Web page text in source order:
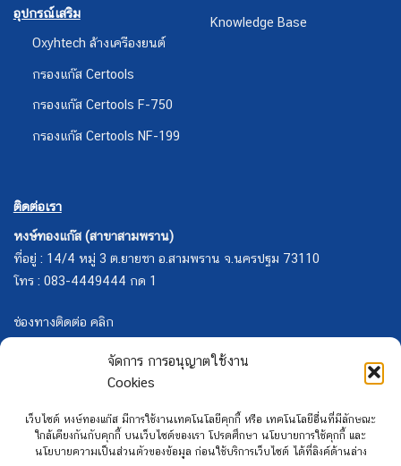
จัดการ การอนุญาตใช้งาน
Cookies
เว็บไซต์ หงษ์ทองแก๊ส มีการใช้งานเทคโนโลยีคุกกี้ หรือ เทคโนโลยีอื่นที่มีลักษณะ
ใกล้เคียงกันกับคุกกี้ บนเว็บไซต์ของเรา โปรดศึกษา นโยบายการใช้คุกกี้ และ
นโยบายความเป็นส่วนตัวของข้อมูล ก่อนใช้บริการเว็บไซต์ ได้ที่ลิงค์ด้านล่าง
อุปกรณ์เสริม
Oxyhtech ล้างเครืองยนต์
กรองแก๊ส Certools
กรองแก๊ส Certools F-750
กรองแก๊ส Certools NF-199
Knowledge Base
ติดต่อเรา
หงษ์ทองแก๊ส (สาขาสามพราน)
ที่อยู่ : 14/4 หมู่ 3 ต.ยายชา อ.สามพราน จ.นครปฐม 73110
โทร : 083-4449444 กด 1
ช่องทางติดต่อ คลิก